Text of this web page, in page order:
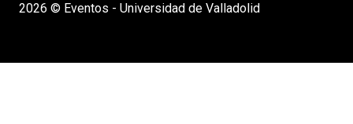
2026 © Eventos - Universidad de Valladolid